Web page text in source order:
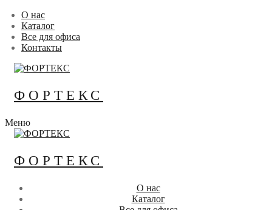
Перейти
содержимому
Меню
Закрыть
О нас
Каталог
Все для офиса
Контакты
ФОРТЕКС
Меню
ФОРТЕКС
О нас
Каталог